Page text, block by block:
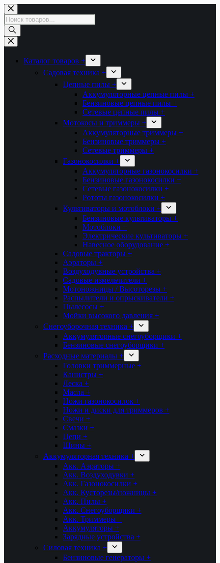
Перейти
к
сути
Поиск
товаров
Каталог товаров +
Садовая техника +
Цепные пилы +
Аккумуляторные цепные пилы +
Бензиновые цепные пилы +
Сетевые цепные пилы +
Мотокосы и триммеры +
Аккумуляторные триммеры +
Бензиновые триммеры +
Сетевые триммеры +
Газонокосилки +
Аккумуляторные газонокосилки +
Бензиновые газонокосилки +
Сетевые газонокосилки +
Рототы газонокосилки +
Культиваторы и мотоблоки +
Бензиновые культиваторы +
Мотоблоки +
Электрические культиваторы +
Навесное оборудование +
Садовые тракторы +
Аэраторы +
Воздуходувные устройства +
Садовые измельчители +
Мотоножницы / Высоторезы +
Распылители и опрыскиватели +
Пылесосы +
Мойки высокого давления +
Снегоуборочная техника +
Аккумуляторные снегоуборщики +
Бензиновые снегоуборщики +
Расходные материалы +
Головки триммерные +
Канистры +
Леска +
Масла +
Ножи газонокосилок +
Ножи и диски для триммеров +
Свечи +
Смазки +
Цепи +
Шины +
Аккумуляторная техника +
Акк. Аэраторы +
Акк. Воздуходувки +
Акк. Газонокосилки +
Акк. Кусторезы/ножницы +
Акк. Пилы +
Акк. Снегоуборщики +
Акк. Триммеры +
Аккумуляторы +
Зарядные устройства +
Силовая техника +
Бензиновые генераторы +